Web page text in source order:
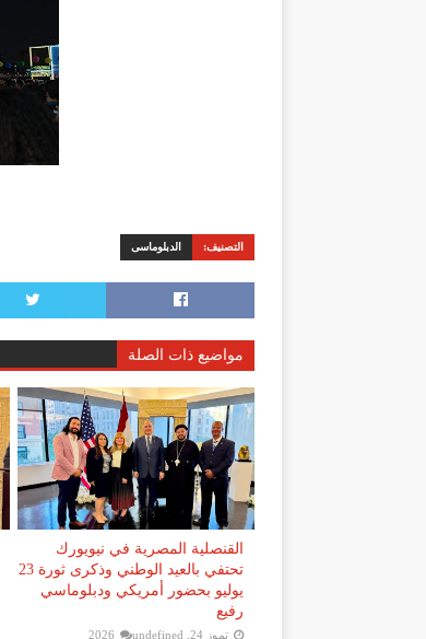
التصنيف: الدبلوماسى
مواضيع ذات الصلة
القنصلية المصرية في نيويورك
تحتفي بالعيد الوطني وذكرى ثورة 23
يوليو بحضور أمريكي ودبلوماسي
رفيع
تموز 24, 2026 undefined